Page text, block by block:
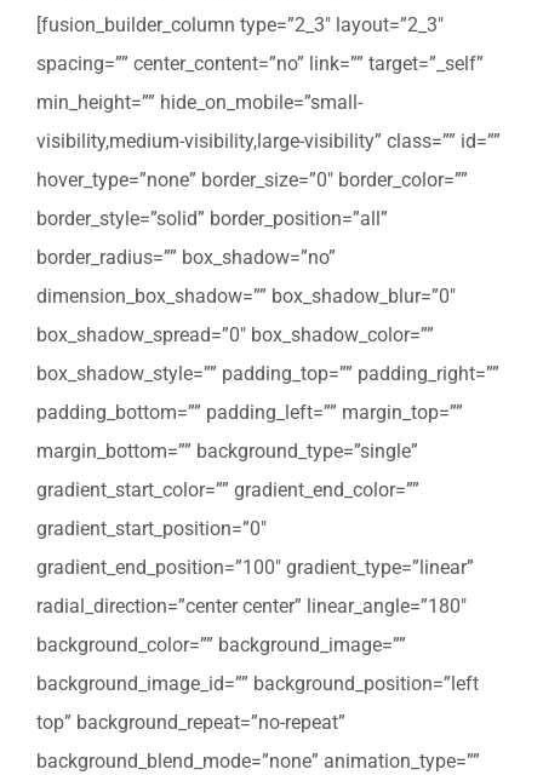
[fusion_builder_column type=”2_3″ layout=”2_3″
spacing=”” center_content=”no” link=”” target=”_self”
min_height=”” hide_on_mobile=”small-
visibility,medium-visibility,large-visibility” class=”” id=””
hover_type=”none” border_size=”0″ border_color=””
border_style=”solid” border_position=”all”
border_radius=”” box_shadow=”no”
dimension_box_shadow=”” box_shadow_blur=”0″
box_shadow_spread=”0″ box_shadow_color=””
box_shadow_style=”” padding_top=”” padding_right=””
padding_bottom=”” padding_left=”” margin_top=””
margin_bottom=”” background_type=”single”
gradient_start_color=”” gradient_end_color=””
gradient_start_position=”0″
gradient_end_position=”100″ gradient_type=”linear”
radial_direction=”center center” linear_angle=”180″
background_color=”” background_image=””
background_image_id=”” background_position=”left
top” background_repeat=”no-repeat”
background_blend_mode=”none” animation_type=””